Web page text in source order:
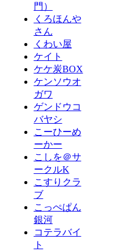
門）
くろほんや
さん
くわい屋
ケイト
ケケ炭BOX
ケンソウオ
ガワ
ゲンドウコ
バヤシ
こーひーめ
ーかー
こしを＠サ
ークルK
こすりクラ
ブ
こっぺぱん
銀河
コテラバイ
ト